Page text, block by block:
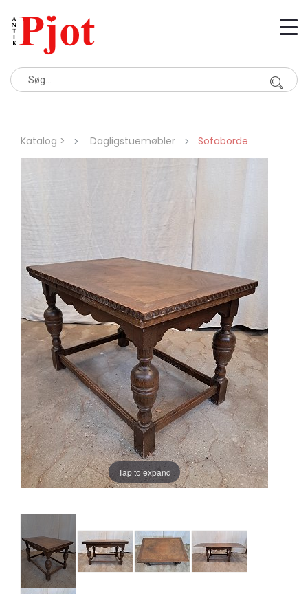
Katalog > Dagligstuemøbler Sofaborde
Tap to expand